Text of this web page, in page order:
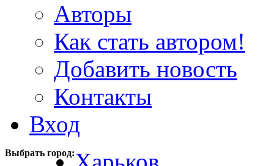
Авторы
Как стать автором!
Добавить новость
Контакты
Вход
Выбрать город: